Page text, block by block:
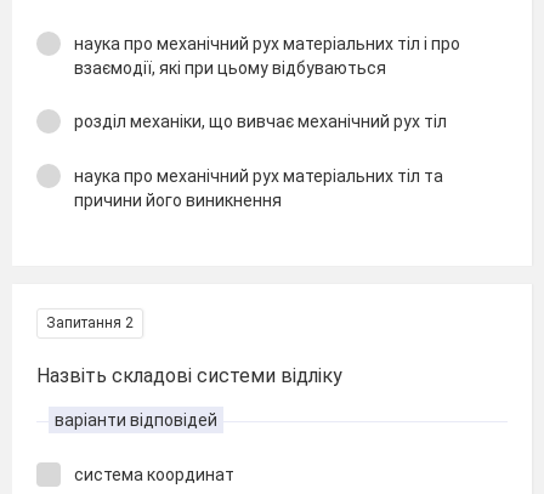
наука про механічний рух матеріальних тіл і про
взаємодії, які при цьому відбуваються
розділ механіки, що вивчає механічний рух тіл
наука про механічний рух матеріальних тіл та
причини його виникнення
Запитання 2
Назвіть складові системи відліку
варіанти відповідей
система координат